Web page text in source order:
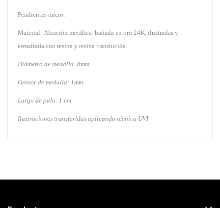
Pendientes mícro.
Material: Aleación metálica bañada en oro 24K, ilustradas y
esmaltada con resina y resina translucida.
Diámetro de medalla: 8mm.
Grosor de medalla: 1mm.
Largo de palo: 1 cm.
Ilustraciones transferidas aplicando técnica UVI